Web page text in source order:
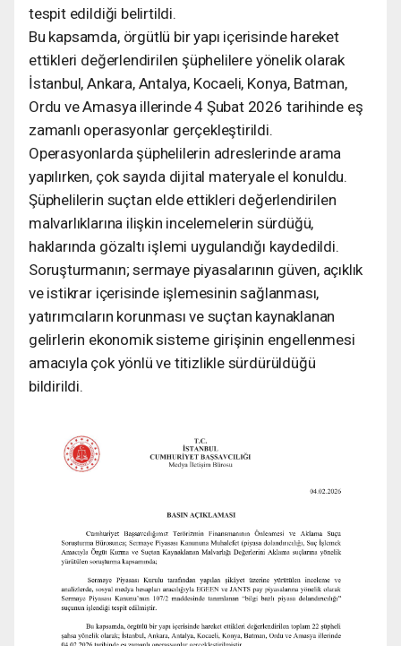
tespit edildiği belirtildi.
Bu kapsamda, örgütlü bir yapı içerisinde hareket
ettikleri değerlendirilen şüphelilere yönelik olarak
İstanbul, Ankara, Antalya, Kocaeli, Konya, Batman,
Ordu ve Amasya illerinde 4 Şubat 2026 tarihinde eş
zamanlı operasyonlar gerçekleştirildi.
Operasyonlarda şüphelilerin adreslerinde arama
yapılırken, çok sayıda dijital materyale el konuldu.
Şüphelilerin suçtan elde ettikleri değerlendirilen
malvarlıklarına ilişkin incelemelerin sürdüğü,
haklarında gözaltı işlemi uygulandığı kaydedildi.
Soruşturmanın; sermaye piyasalarının güven, açıklık
ve istikrar içerisinde işlemesinin sağlanması,
yatırımcıların korunması ve suçtan kaynaklanan
gelirlerin ekonomik sisteme girişinin engellenmesi
amacıyla çok yönlü ve titizlikle sürdürüldüğü
bildirildi.